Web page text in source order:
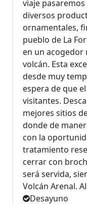
viaje
diversos
ornamentales,
pueblo de La
en un
volcán. Esta
desde muy
espera de que
visitantes.
mejores sitios
donde de
con la
tratamiento
cerrar con
será servida,
Volcán Arenal.
Desayuno